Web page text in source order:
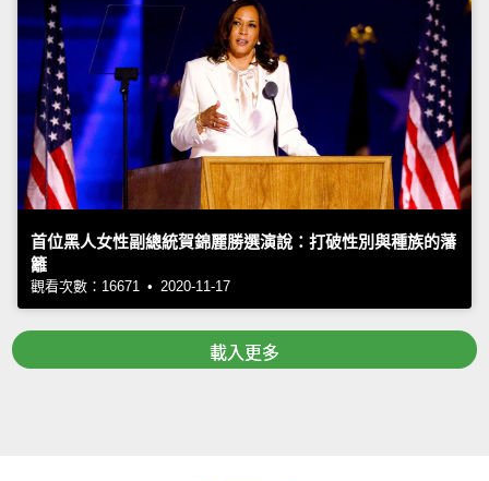
首位黑人女性副總統賀錦麗勝選演說：打破性別與種族的藩
籬
觀看次數：16671 • 2020-11-17
載入更多